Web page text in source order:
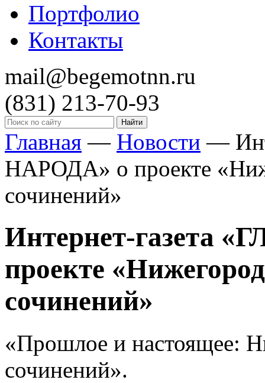
Портфолио
Контакты
mail@begemotnn.ru
(831) 213-70-93
Главная — Новости —
НАРОДА» о проекте
сочинений»
Интернет-газета
проекте
сочинений»
«Прошлое и настоящее:
сочинений».